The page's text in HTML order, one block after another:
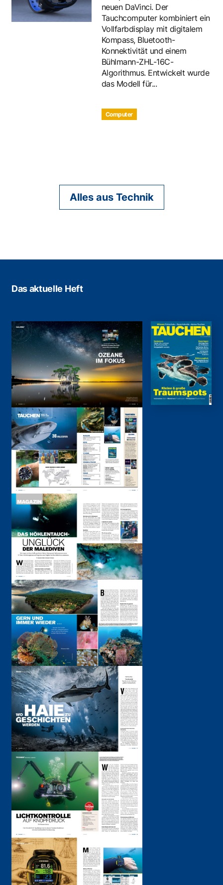
neuen DaVinci. Der
Tauchcomputer kombiniert ein
Vollfarbdisplay mit digitalem
Kompass, Bluetooth-
Konnektivität und einem
Bühlmann-ZHL-16C-
Algorithmus. Entwickelt wurde
das Modell für...
Computer
Alles aus Technik
Das aktuelle Heft